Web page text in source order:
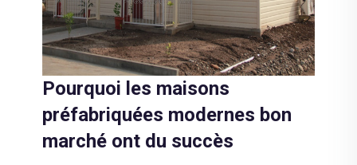
Pourquoi les maisons
préfabriquées modernes bon
marché ont du succès